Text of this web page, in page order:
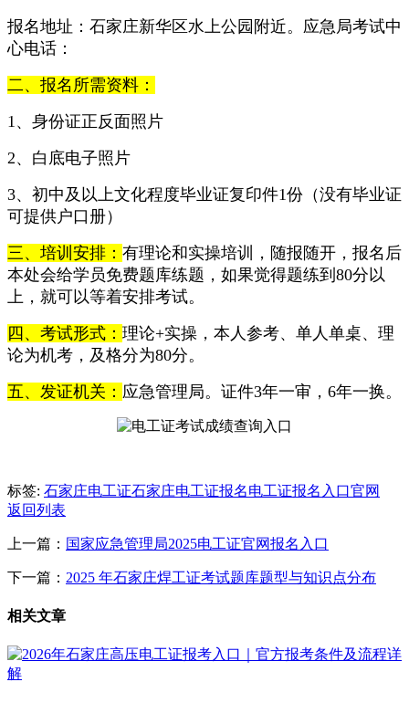
报名地址：石家庄新华区水上公园附近。应急局考试中
心电话：
二、报名所需资料：
1、身份证正反面照片
2、白底电子照片
3、初中及以上文化程度毕业证复印件1份（没有毕业证
可提供户口册）
三、培训安排： 有理论和实操培训，随报随开，报名后
本处会给学员免费题库练题，如果觉得题练到80分以
上，就可以等着安排考试。
四、考试形式： 理论+实操，本人参考、单人单桌、理
论为机考，及格分为80分。
五、发证机关： 应急管理局。证件3年一审，6年一换。
标签: 石家庄电工证石家庄电工证报名电工证报名入口官网
返回列表
上一篇： 国家应急管理局2025电工证官网报名入口
下一篇： 2025 年石家庄焊工证考试题库题型与知识点分布
相关文章